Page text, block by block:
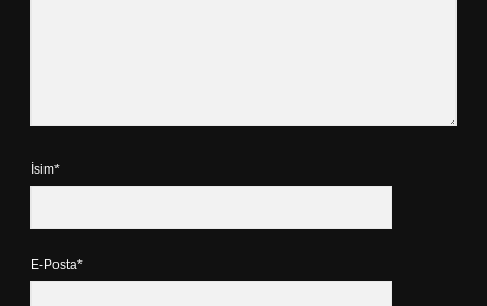
İsim*
E-Posta*